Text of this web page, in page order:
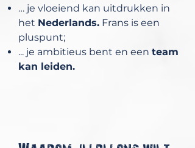
… je vloeiend kan uitdrukken in
het Nederlands. Frans is een
pluspunt;
... je ambitieus bent en een team
kan leiden.